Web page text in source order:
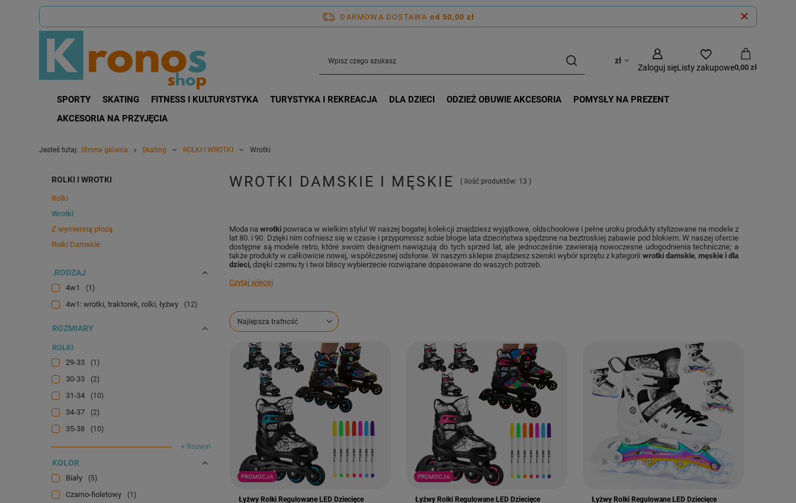
DARMOWA DOSTAWA od 50,00 zł
zł
Zaloguj sięListy zakupowe0,00 zł
SPORTY SKATING FITNESS I KULTURYSTYKA TURYSTYKA I REKREACJA DLA DZIECI ODZIEŻ OBUWIE AKCESORIA
POMYSŁY NA PREZENT
AKCESORIA NA PRZYJĘCIA
Jesteś tutaj: Strona główna Skating ROLKI I WROTKI Wrotki
ROLKI I WROTKI
Rolki
Wrotki
Z wymienną płozą
Rolki Damskie
.RODZAJ
4w1 1
4w1: wrotki, traktorek, rolki, łyżwy 12
ROZMIARY
ROLKI
29-33
1
30-33 2
31-34 10
34-37 2
35-38 10
+ Rozwiń
KOLOR
Biały 5
Czarno-fioletowy 1
WROTKI DAMSKIE I MĘSKIE ( ilość produktów: 13 )
Moda na wrotki powraca w wielkim stylu! W naszej bogatej kolekcji znajdziesz wyjątkowe, oldschoolowe i pełne uroku produkty stylizowane na modele z
lat 80. i 90. Dzięki nim cofniesz się w czasie i przypomnisz sobie błogie lata dzieciństwa spędzone na beztroskiej zabawie pod blokiem. W naszej ofercie
dostępne są modele retro, które swoim designem nawiązują do tych sprzed lat, ale jednocześnie zawierają nowoczesne udogodnienia techniczne; a
także produkty w całkowicie nowej, współczesnej odsłonie. W naszym sklepie znajdziesz szeroki wybór sprzętu z kategorii wrotki damskie, męskie i dla
dzieci, dzięki czemu ty i twoi bliscy wybierzecie rozwiązane dopasowane do waszych potrzeb.
Czytaj więcej
Zmień sortowanie
Najlepsza trafność
PROMOCJA
Łyżwy Rolki Regulowane LED Dziecięce
PROMOCJA
Łyżwy Rolki Regulowane LED Dziecięce
Łyżwy Rolki Regulowane LED Dziecięce